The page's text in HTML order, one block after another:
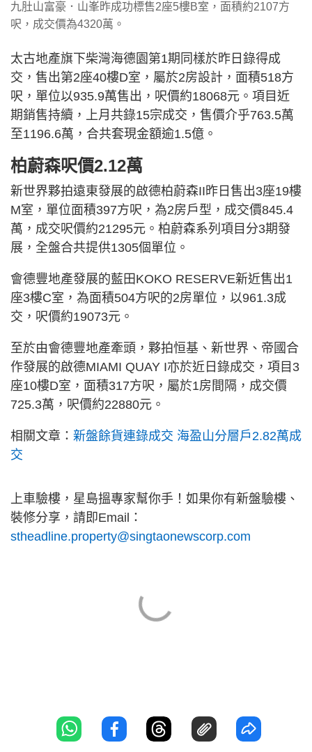
九肚山富豪．山峯昨成功標售2座5樓B室，面積約2107方
呎，成交價為4320萬。
太古地產旗下柴灣海德園第1期同樣於昨日錄得成
交，售出第2座40樓D室，屬於2房設計，面積518方
呎，單位以935.9萬售出，呎價約18068元。項目近
期銷售持續，上月共錄15宗成交，售價介乎763.5萬
至1196.6萬，合共套現金額逾1.5億。
柏蔚森呎價2.12萬
新世界夥拍遠東發展的啟德柏蔚森II昨日售出3座19樓
M室，單位面積397方呎，為2房戶型，成交價845.4
萬，成交呎價約21295元。柏蔚森系列項目分3期發
展，全盤合共提供1305個單位。
會德豐地產發展的藍田KOKO RESERVE新近售出1
座3樓C室，為面積504方呎的2房單位，以961.3成
交，呎價約19073元。
至於由會德豐地產牽頭，夥拍恒基、新世界、帝國合
作發展的啟德MIAMI QUAY I亦於近日錄成交，項目3
座10樓D室，面積317方呎，屬於1房間隔，成交價
725.3萬，呎價約22880元。
相關文章： 新盤餘貨連錄成交 海盈山分層戶2.82萬成
交
上車驗樓，星島搵專家幫你手！如果你有新盤驗樓、
裝修分享，請即Email：
stheadline.property@singtaonewscorp.com